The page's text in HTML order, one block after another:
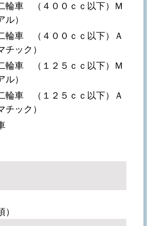
輪車 （４００ｃｃ以下）Ｍ
）
輪車 （４００ｃｃ以下）Ａ
チック）
輪車 （１２５ｃｃ以下）Ｍ
）
輪車 （１２５ｃｃ以下）Ａ
チック）